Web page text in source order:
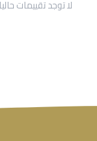
لا توجد تقييمات